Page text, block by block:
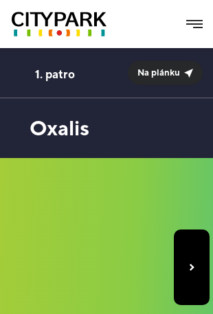
Oxalis
1. Na plánku